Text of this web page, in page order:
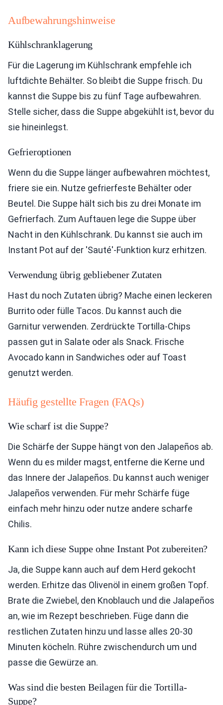
Aufbewahrungshinweise
Kühlschranklagerung
Für die Lagerung im Kühlschrank empfehle ich
luftdichte Behälter. So bleibt die Suppe frisch. Du
kannst die Suppe bis zu fünf Tage aufbewahren.
Stelle sicher, dass die Suppe abgekühlt ist, bevor du
sie hineinlegst.
Gefrieroptionen
Wenn du die Suppe länger aufbewahren möchtest,
friere sie ein. Nutze gefrierfeste Behälter oder
Beutel. Die Suppe hält sich bis zu drei Monate im
Gefrierfach. Zum Auftauen lege die Suppe über
Nacht in den Kühlschrank. Du kannst sie auch im
Instant Pot auf der 'Sauté'-Funktion kurz erhitzen.
Verwendung übrig gebliebener Zutaten
Hast du noch Zutaten übrig? Mache einen leckeren
Burrito oder fülle Tacos. Du kannst auch die
Garnitur verwenden. Zerdrückte Tortilla-Chips
passen gut in Salate oder als Snack. Frische
Avocado kann in Sandwiches oder auf Toast
genutzt werden.
Häufig gestellte Fragen (FAQs)
Wie scharf ist die Suppe?
Die Schärfe der Suppe hängt von den Jalapeños ab.
Wenn du es milder magst, entferne die Kerne und
das Innere der Jalapeños. Du kannst auch weniger
Jalapeños verwenden. Für mehr Schärfe füge
einfach mehr hinzu oder nutze andere scharfe
Chilis.
Kann ich diese Suppe ohne Instant Pot zubereiten?
Ja, die Suppe kann auch auf dem Herd gekocht
werden. Erhitze das Olivenöl in einem großen Topf.
Brate die Zwiebel, den Knoblauch und die Jalapeños
an, wie im Rezept beschrieben. Füge dann die
restlichen Zutaten hinzu und lasse alles 20-30
Minuten köcheln. Rühre zwischendurch um und
passe die Gewürze an.
Was sind die besten Beilagen für die Tortilla-
Suppe?